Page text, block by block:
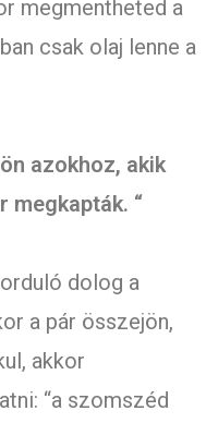
megmentheted a
csak olaj lenne a
azokhoz, akik
megkapták. “
dolog a
a pár összejön,
akkor
“a szomszéd